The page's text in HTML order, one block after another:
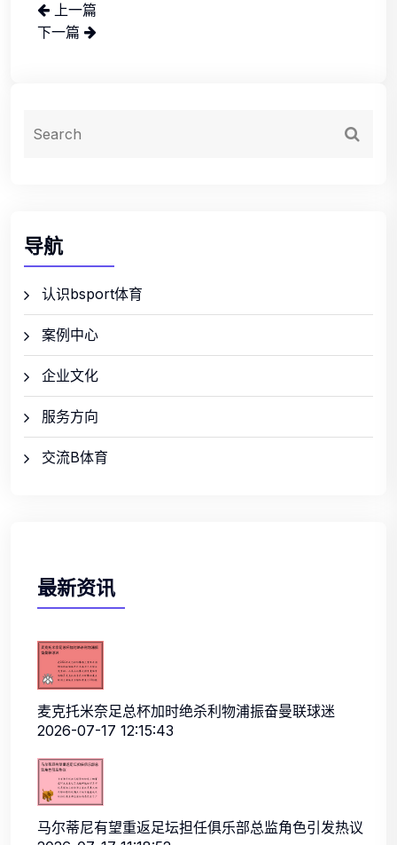
上一篇
下一篇
导航
认识bsport体育
案例中心
企业文化
服务方向
交流B体育
最新资讯
麦克托米奈足总杯加时绝杀利物浦振奋曼联球迷
2026-07-17 12:15:43
马尔蒂尼有望重返足坛担任俱乐部总监角色引发热议